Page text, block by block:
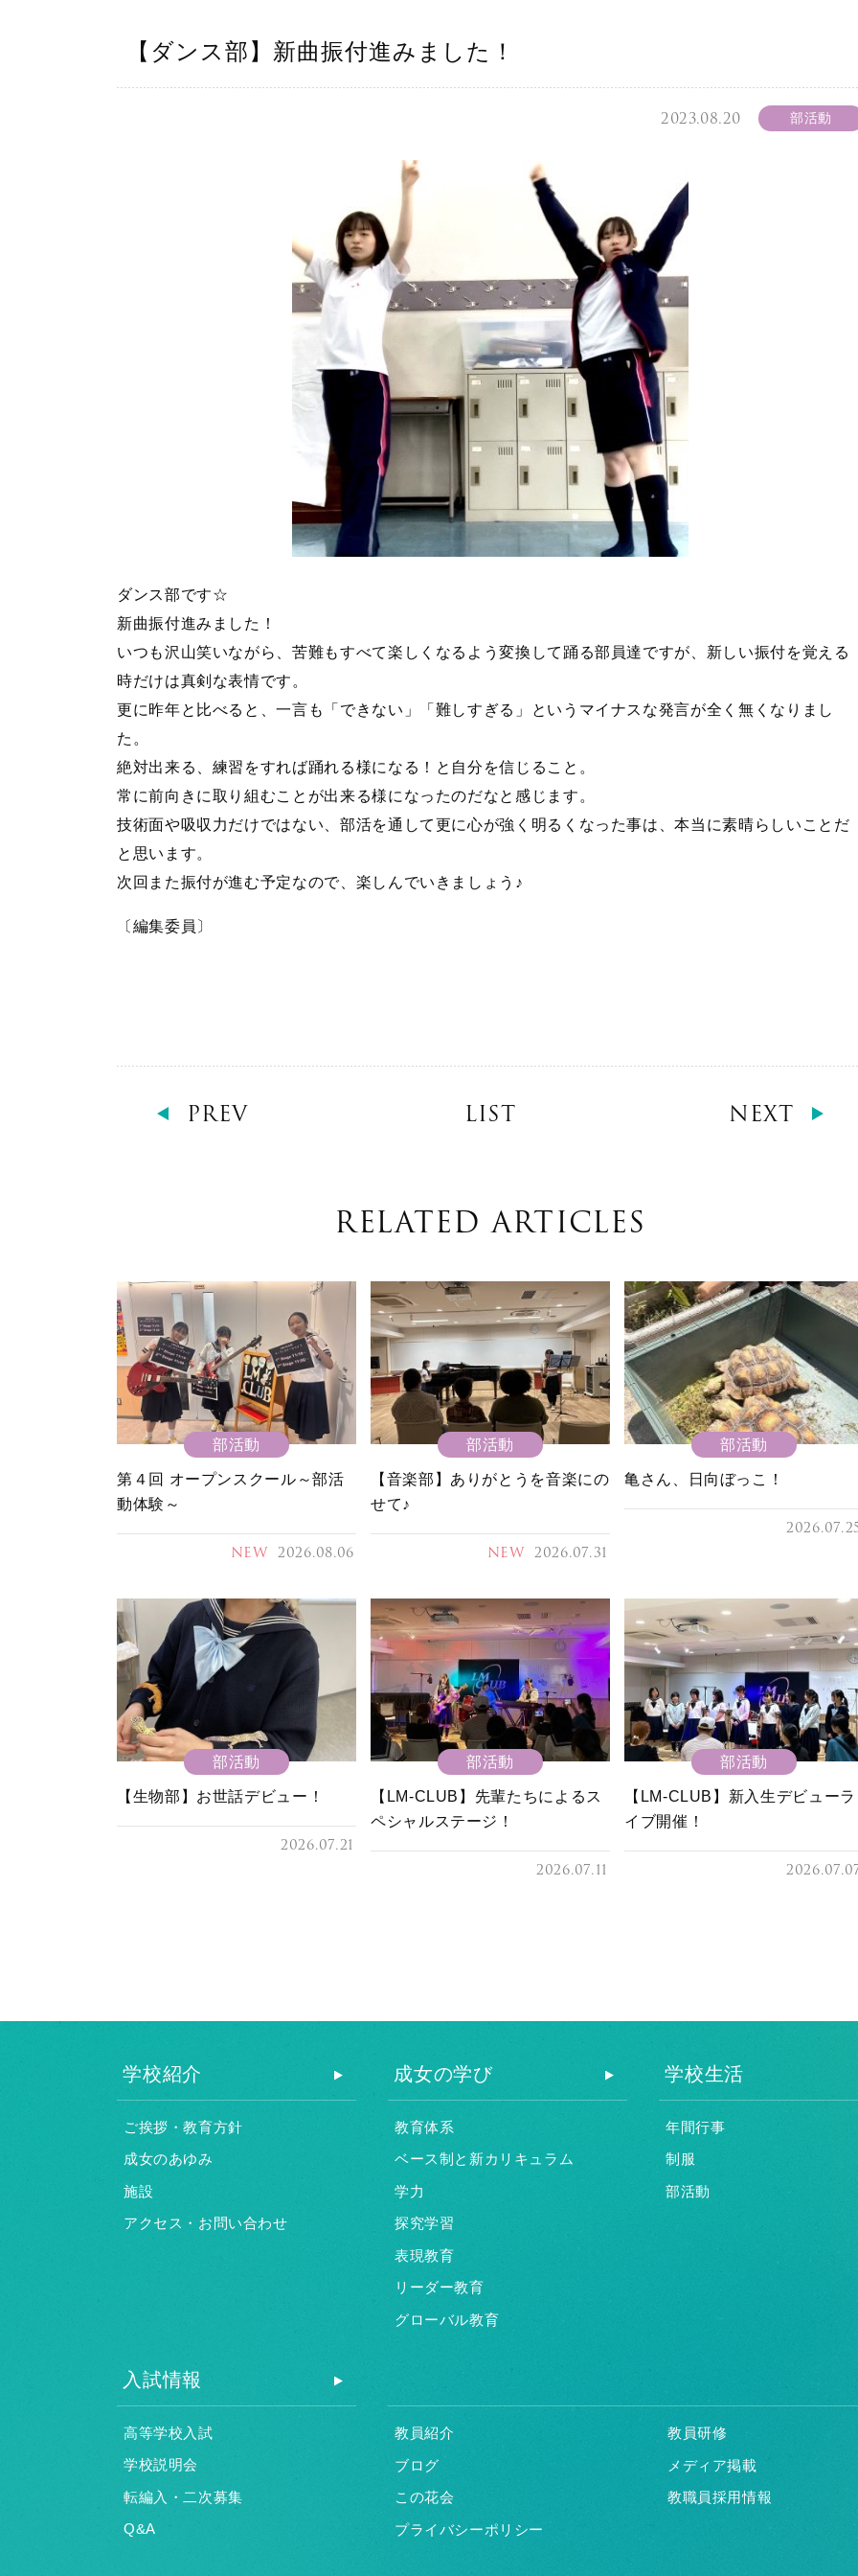
【ダンス部】新曲振付進みました！
2023.08.20 部活動
ダンス部です☆
新曲振付進みました！
いつも沢山笑いながら、苦難もすべて楽しくなるよう変換して踊る部員達ですが、新しい振付を覚える
時だけは真剣な表情です。
更に昨年と比べると、一言も「できない」「難しすぎる」というマイナスな発言が全く無くなりまし
た。
絶対出来る、練習をすれば踊れる様になる！と自分を信じること。
常に前向きに取り組むことが出来る様になったのだなと感じます。
技術面や吸収力だけではない、部活を通して更に心が強く明るくなった事は、本当に素晴らしいことだ
と思います。
次回また振付が進む予定なので、楽しんでいきましょう♪
〔編集委員〕
PREV LIST NEXT
RELATED ARTICLES
部活動
第４回 オープンスクール～部活
動体験～
NEW 2026.08.06
部活動
【音楽部】ありがとうを音楽にの
せて♪
NEW 2026.07.31
部活動
亀さん、日向ぼっこ！
部活動
【生物部】お世話デビュー！
2026.07.21
部活動
【LM-CLUB】先輩たちによるス
ペシャルステージ！
2026.07.11
部活動
【LM-CLUB】新入生デビューラ
イブ開催！
学校紹介
ご挨拶・教育方針
成女のあゆみ
施設
アクセス・お問い合わせ
成女の学び
教育体系
ベース制と新カリキュラム
学力
探究学習
表現教育
リーダー教育
グローバル教育
学校生活
年間行事
制服
部活動
入試情報
高等学校入試
学校説明会
転編入・二次募集
Q&A
教員紹介
教員研修
ブログ
メディア掲載
この花会
教職員採用情報
プライバシーポリシー